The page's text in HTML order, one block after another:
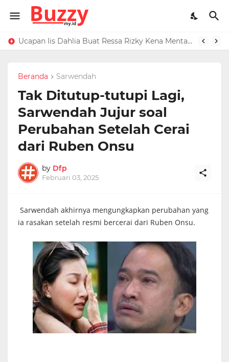
Ucapan Iis Dahlia Buat Ressa Rizky Kena Mental, Tuding Penyebab Denada Diboikot: Gak Dapat Kerjaan
Raffi Ahmad Masih di LN, Kirim Rp 1 M ke Jeje Buat Korban Longsor Bandung Barat
Beranda Sarwendah
Tak Ditutup-tutupi Lagi,
Sarwendah Jujur soal
Perubahan Setelah Cerai
dari Ruben Onsu
by Dfp
Februari 03, 2025
Sarwendah akhirnya mengungkapkan perubahan yang
ia rasakan setelah resmi bercerai dari Ruben Onsu.